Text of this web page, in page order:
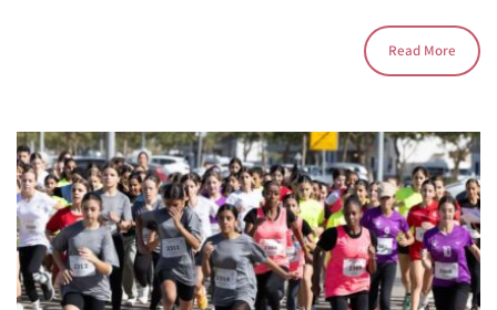
Read More